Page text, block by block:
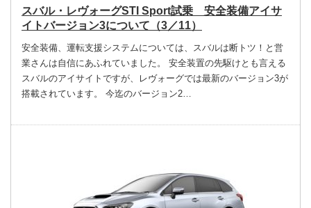
スバル・レヴォーグSTI Sport試乗 安全装備アイサ
イトバージョン3について（3／11）
安全装備、運転支援システムについては、スバルは断トツ！と営
業さんは自信にあふれていました。 安全装置の先駆けとも言える
スバルのアイサイトですが、レヴォーグでは最新のバージョン3が
搭載されています。 今迄のバージョン2…